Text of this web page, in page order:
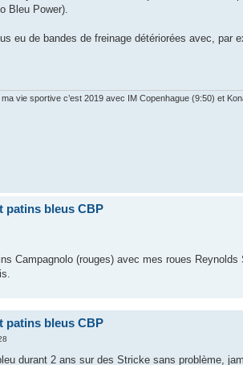
Bleu Power).
eu de bandes de freinage détériorées avec,
vie sportive c’est 2019 avec IM Copenhague (9:50) et
patins bleus CBP
Campagnolo (rouges) avec mes roues Reynolds
patins bleus CBP
durant 2 ans sur des Stricke sans problème,